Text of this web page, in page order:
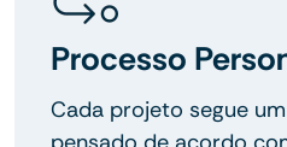
Processo
Cada projeto segue